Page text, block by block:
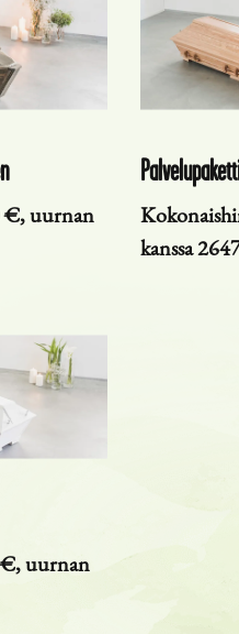
€, uurnan
kanssa
uurnan